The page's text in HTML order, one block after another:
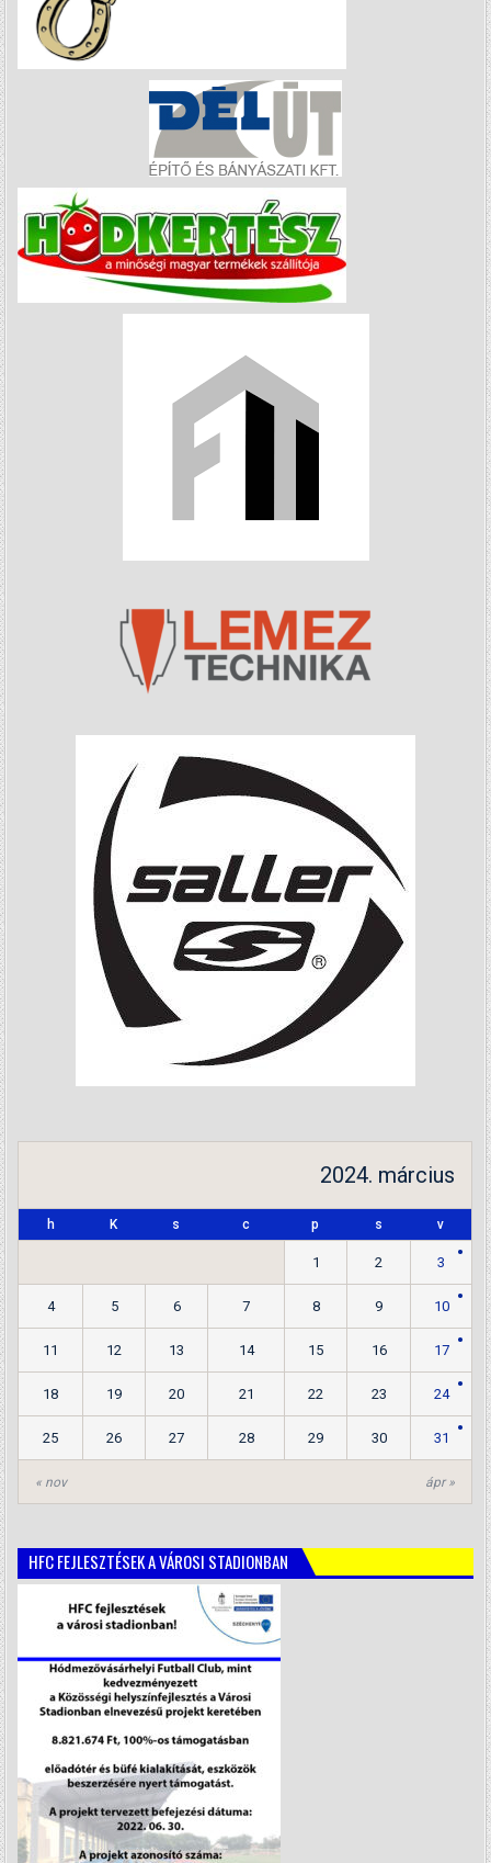
2024. március
h K s c p s v
« nov ápr »
1 2 3
4 5 6 7 8 9 10
11 12 13 14 15 16 17
18 19 20 21 22 23 24
25 26 27 28 29 30 31
HFC FEJLESZTÉSEK A VÁROSI STADIONBAN